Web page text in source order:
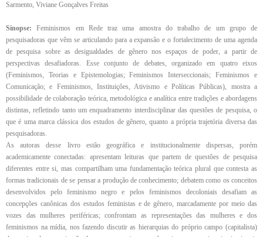
Sarmento, Viviane Gonçalves Freitas
Sinopse: Feminismos em Rede traz uma amostra do trabalho de um grupo de
pesquisadoras que vêm se articulando para a expansão e o fortalecimento de uma agenda
de pesquisa sobre as desigualdades de gênero nos espaços de poder, a partir de
perspectivas desafiadoras. Esse conjunto de debates, organizado em quatro eixos
(Feminismos, Teorias e Epistemologias; Feminismos Interseccionais; Feminismos e
Comunicação; e Feminismos, Instituições, Ativismo e Políticas Públicas), mostra a
possibilidade de colaboração teórica, metodológica e analítica entre tradições e abordagens
distintas, refletindo tanto um enquadramento interdisciplinar das questões de pesquisa, o
que é uma marca clássica dos estudos de gênero, quanto a própria trajetória diversa das
pesquisadoras.
As autoras desse livro estão geográfica e institucionalmente dispersas, porém
academicamente conectadas: apresentam leituras que partem de questões de pesquisa
diferentes entre si, mas compartilham uma fundamentação teórica plural que contesta as
formas tradicionais de se pensar a produção de conhecimento; debatem como os conceitos
desenvolvidos pelo feminismo negro e pelos feminismos decoloniais desafiam as
concepções canônicas dos estudos feministas e de gênero, marcadamente por meio das
vozes das mulheres periféricas; confrontam as representações das mulheres e dos
feminismos na mídia, nos fazendo discutir as hierarquias do próprio campo (capitalista)